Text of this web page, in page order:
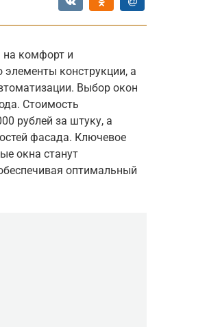
на комфорт и
конструкции, а
Выбор окон
Стоимость
рублей за штуку, а
фасада. Ключевое
окна станут
оптимальный